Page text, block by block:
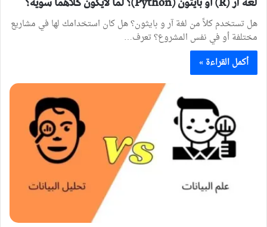
هل تستخدم كلاً من لغة آر و بايثون؟ هل كان استخدامك لها في مشاريع
مختلفة أو في نفس المشروع؟ تعرف…
أكمل القراءة »